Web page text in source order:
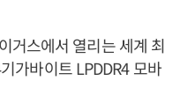
거스에서 열리는 세계 최
가바이트 LPDDR4 모바